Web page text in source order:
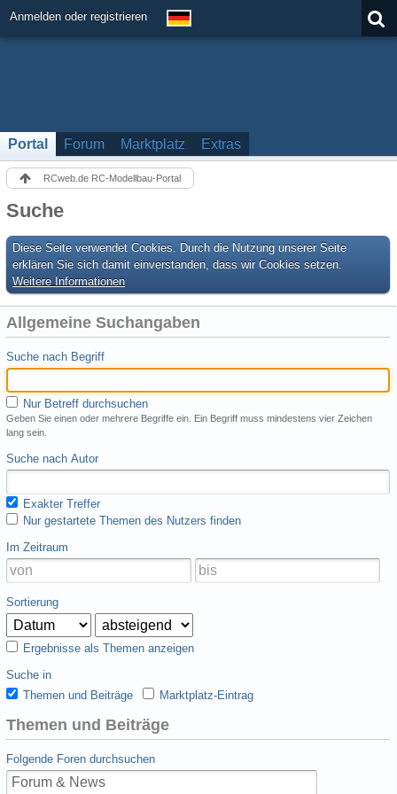
Anmelden oder registrieren
Portal Forum Marktplatz Extras
RCweb.de RC-Modellbau-Portal
Suche
Diese Seite verwendet Cookies. Durch die Nutzung unserer Seite
erklären Sie sich damit einverstanden, dass wir Cookies setzen.
Weitere Informationen
Allgemeine Suchangaben
Suche nach Begriff
Nur Betreff durchsuchen
Geben Sie einen oder mehrere Begriffe ein. Ein Begriff muss mindestens vier Zeichen
lang sein.
Suche nach Autor
Exakter Treffer
Nur gestartete Themen des Nutzers finden
Im Zeitraum
Sortierung
Ergebnisse als Themen anzeigen
Suche in
Themen und Beiträge
Marktplatz-Eintrag
Themen und Beiträge
Folgende Foren durchsuchen